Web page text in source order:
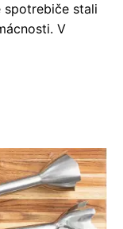
spotrebiče stali
V